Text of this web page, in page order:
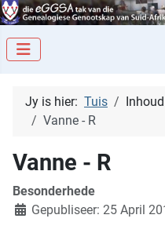
Jy is hier: Tuis Inhoud
Vanne - R
Vanne - R
Besonderhede
Gepubliseer: 25 April